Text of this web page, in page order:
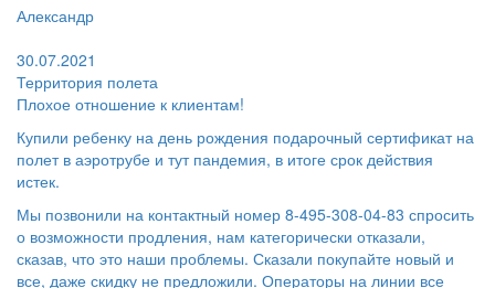
Александр
30.07.2021
Территория полета
Плохое отношение к клиентам!
Купили ребенку на день рождения подарочный сертификат на
полет в аэротрубе и тут пандемия, в итоге срок действия
истек.
Мы позвонили на контактный номер 8-495-308-04-83 спросить
о возможности продления, нам категорически отказали,
сказав, что это наши проблемы. Сказали покупайте новый и
все, даже скидку не предложили. Операторы на линии все